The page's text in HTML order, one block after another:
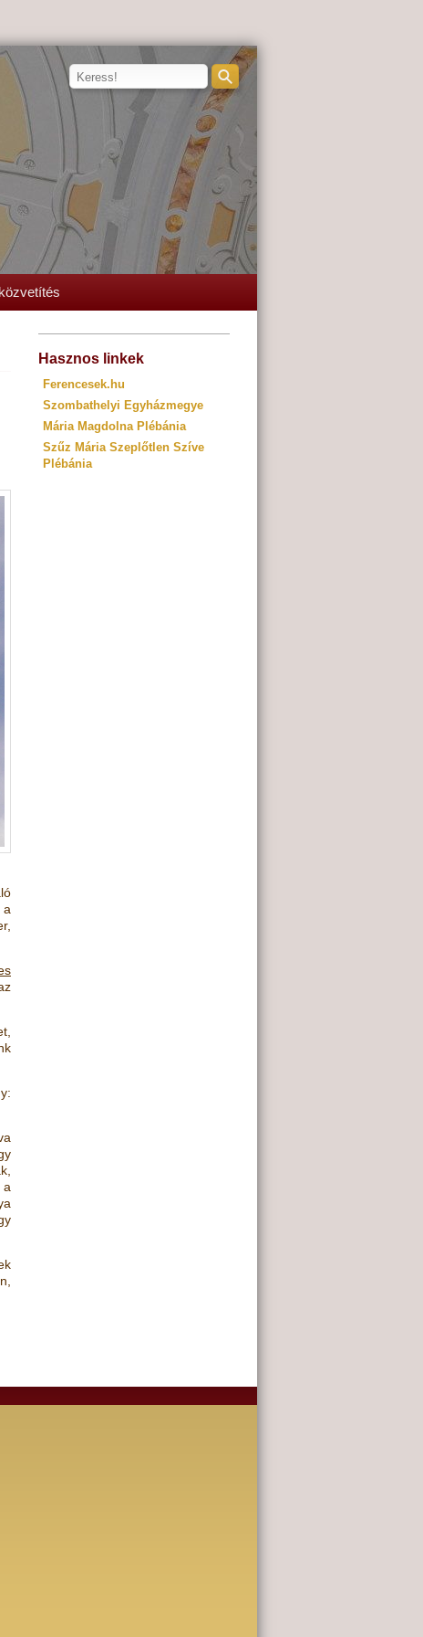
a
a
Hasznos linkek
Ferencesek.hu
Szombathelyi Egyházmegye
Mária Magdolna Plébánia
Szűz Mária Szeplőtlen Szíve
Plébánia